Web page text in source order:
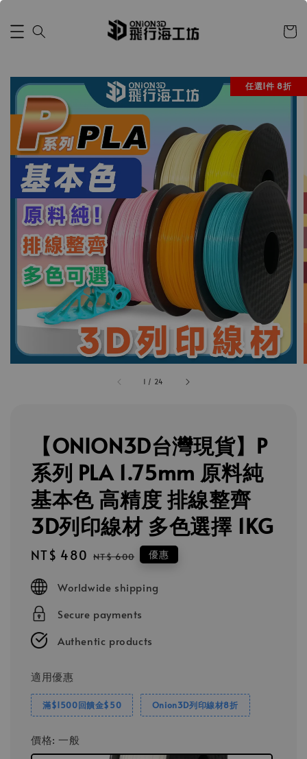
1 / 24
任選1件 8折
【ONION3D台灣現貨】P
系列 PLA 1.75mm 原料純
基本色 高精度 排線整齊
3D列印線材 多色選擇 1KG
Sale
NT$ 480 Regular
NT$ 600 優惠
Worldwide shipping
Secure payments
Authentic products
適用優惠
滿$1500回饋金$50 Onion3D列印線材8折
價格: 一般